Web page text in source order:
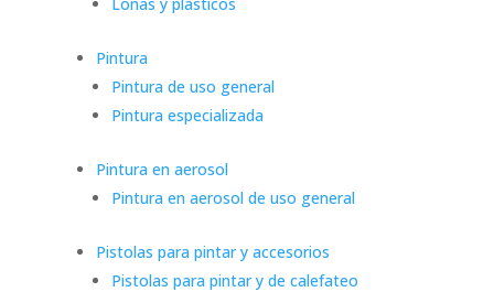
Pintura
Pintura de uso general
Pintura especializada
Pintura en aerosol
Pintura en aerosol de uso general
Pistolas para pintar y accesorios
Pistolas para pintar y de calefateo